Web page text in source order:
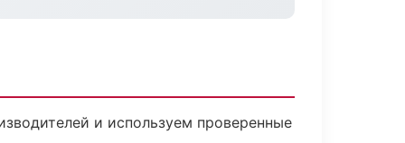
и используем проверенные